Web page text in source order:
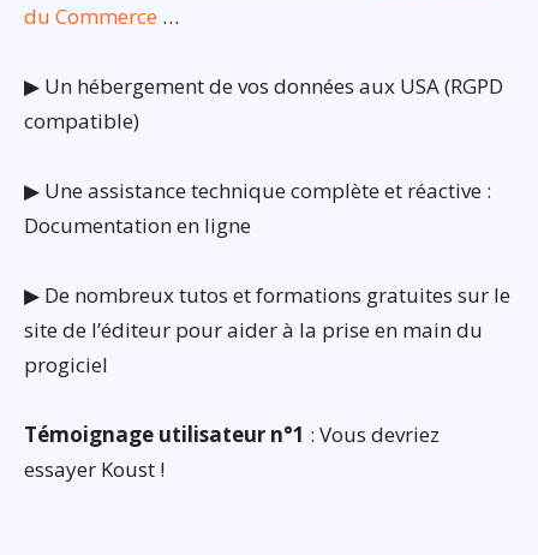
du Commerce …
▶ Un hébergement de vos données aux USA (RGPD
compatible)
▶ Une assistance technique complète et réactive :
Documentation en ligne
▶ De nombreux tutos et formations gratuites sur le
site de l’éditeur pour aider à la prise en main du
progiciel
Témoignage utilisateur n°1 : Vous devriez
essayer Koust !